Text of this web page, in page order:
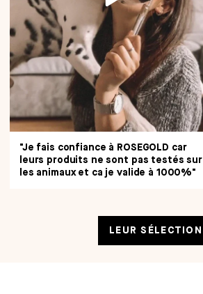
"Je fais confiance à ROSEGOLD car
leurs produits ne sont pas testés sur
les animaux et ca je valide à 1000%"
LEUR SÉLECTION